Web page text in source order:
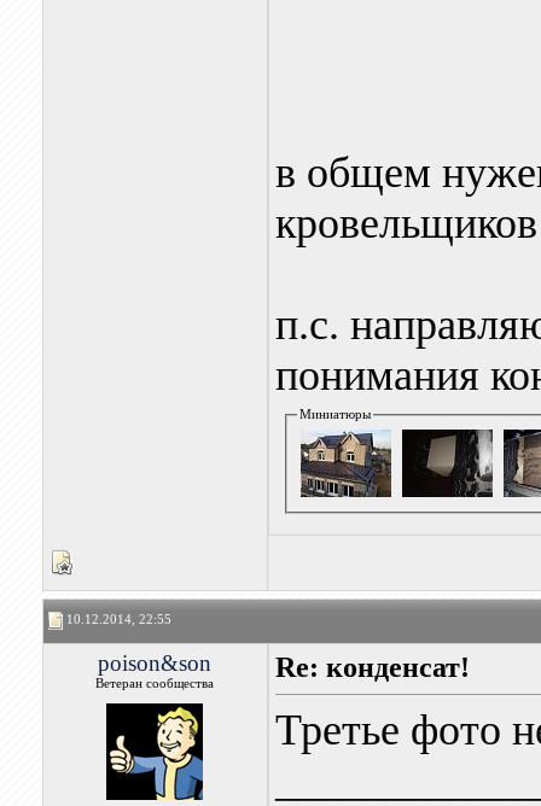
в общем
п.c.
понимания
Миниатюры
10.12.2014, 22:55
poison&son
Ветеран сообщества
Re: конденсат!
Третье фото